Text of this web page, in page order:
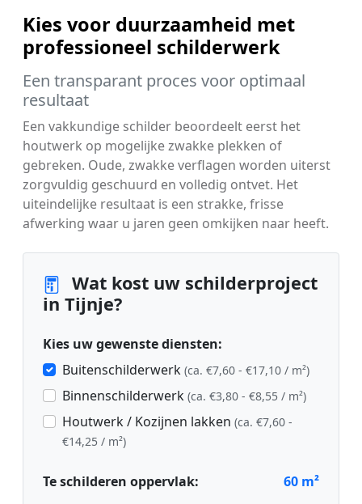
Kies voor duurzaamheid met
professioneel schilderwerk
Een transparant proces voor optimaal
resultaat
Een vakkundige schilder beoordeelt eerst het
houtwerk op mogelijke zwakke plekken of
gebreken. Oude, zwakke verflagen worden uiterst
zorgvuldig geschuurd en volledig ontvet. Het
uiteindelijke resultaat is een strakke, frisse
afwerking waar u jaren geen omkijken naar heeft.
Wat kost uw schilderproject
in Tijnje?
Kies uw gewenste diensten:
Buitenschilderwerk (ca. €7,60 - €17,10 / m²)
Binnenschilderwerk (ca. €3,80 - €8,55 / m²)
Houtwerk / Kozijnen lakken (ca. €7,60 -
€14,25 / m²)
Te schilderen oppervlak: 60 m²